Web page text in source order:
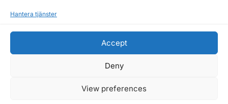
Hantera tjänster
Accept
Deny
View preferences
Allmänna frågor: info@affarsstaden.se | Tipsa
annons@affarsstaden.se
© 2026 Affärsstaden.se | 2025 Alla rättigheter